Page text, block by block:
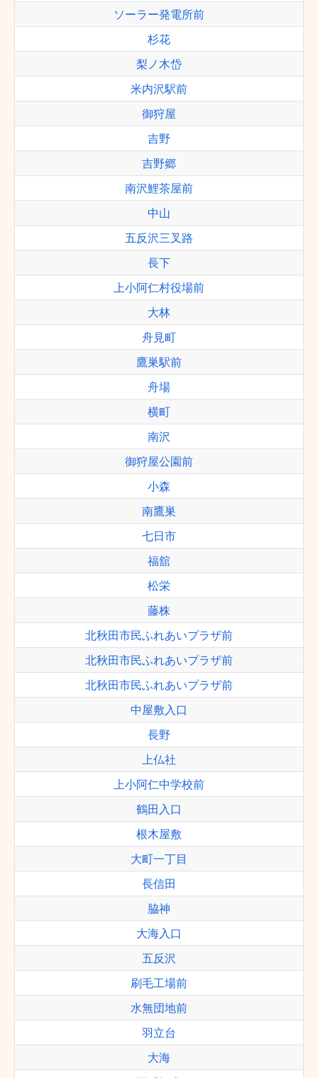
ソーラー発電所前
杉花
梨ノ木岱
米内沢駅前
御狩屋
吉野
吉野郷
南沢鯉茶屋前
中山
五反沢三叉路
長下
上小阿仁村役場前
大林
舟見町
鷹巣駅前
舟場
横町
南沢
御狩屋公園前
小森
南鷹巣
七日市
福舘
松栄
藤株
北秋田市民ふれあいプラザ前
北秋田市民ふれあいプラザ前
北秋田市民ふれあいプラザ前
中屋敷入口
長野
上仏社
上小阿仁中学校前
鶴田入口
根木屋敷
大町一丁目
長信田
脇神
大海入口
五反沢
刷毛工場前
水無団地前
羽立台
大海